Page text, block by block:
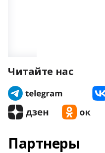
Читайте нас
Партнеры